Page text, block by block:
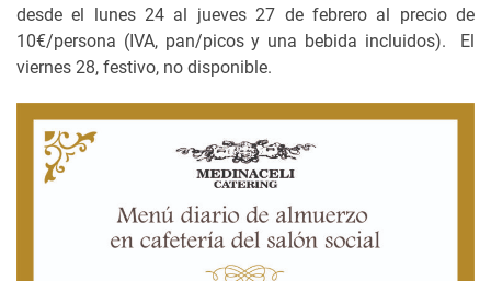
desde el lunes 24 al jueves 27 de febrero al precio de
10€/persona (IVA, pan/picos y una bebida incluidos). El
viernes 28, festivo, no disponible.